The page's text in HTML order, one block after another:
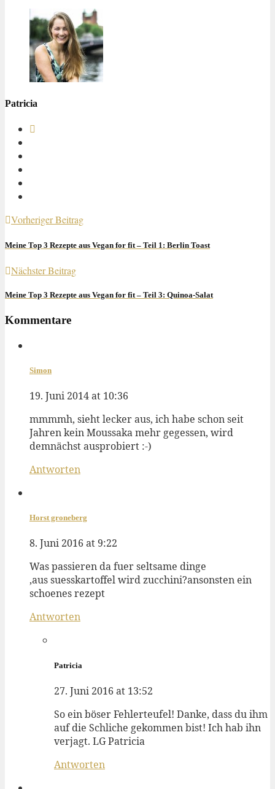
Patricia
Vorheriger Beitrag
Meine Top 3 Rezepte aus Vegan for fit – Teil 1: Berlin Toast
Nächster Beitrag
Meine Top 3 Rezepte aus Vegan for fit – Teil 3: Quinoa-Salat
Kommentare
Simon
19. Juni 2014 at 10:36
mmmmh, sieht lecker aus, ich habe schon seit
Jahren kein Moussaka mehr gegessen, wird
demnächst ausprobiert :-)
Antworten
Horst groneberg
8. Juni 2016 at 9:22
Was passieren da fuer seltsame dinge
,aus suesskartoffel wird zucchini?ansonsten ein
schoenes rezept
Antworten
Patricia
27. Juni 2016 at 13:52
So ein böser Fehlerteufel! Danke, dass du ihm
auf die Schliche gekommen bist! Ich hab ihn
verjagt. LG Patricia
Antworten